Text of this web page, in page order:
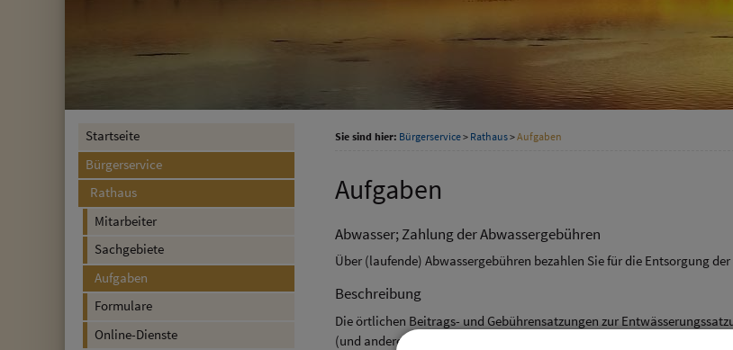
Startseite
Bürgerservice
Rathaus
Mitarbeiter
Sachgebiete
Aufgaben
Formulare
Online-Dienste
Sie sind hier: Bürgerservice> Rathaus>Aufgaben
Aufgaben
Abwasser; Zahlung der Abwassergebühren
Über (laufende) Abwassergebühren bezahlen Sie für die Entsorgung
Beschreibung
Die örtlichen Beitrags- und Gebührensatzungen zur
(und andere in den Satzungen genannte mögliche